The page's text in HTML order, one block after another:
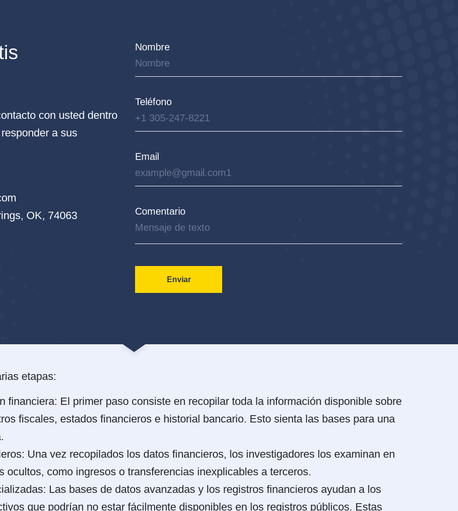
con usted dentro
a sus
OK, 74063
Nombre
Teléfono
Email
Comentario
etapas:
financiera: El primer paso consiste en recopilar toda la información disponible sobre
fiscales, estados financieros e historial bancario. Esto sienta las bases para una
Una vez recopilados los datos financieros, los investigadores los examinan en
ocultos, como ingresos o transferencias inexplicables a terceros.
Las bases de datos avanzadas y los registros financieros ayudan a los
que podrían no estar fácilmente disponibles en los registros públicos. Estas